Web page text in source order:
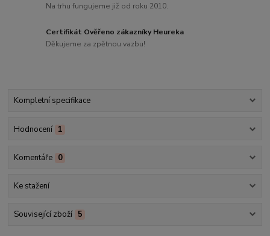
Na trhu fungujeme již od roku 2010.
Certifikát Ověřeno zákazníky Heureka
Děkujeme za zpětnou vazbu!
Kompletní specifikace
Hodnocení 1
Komentáře 0
Ke stažení
Související zboží 5